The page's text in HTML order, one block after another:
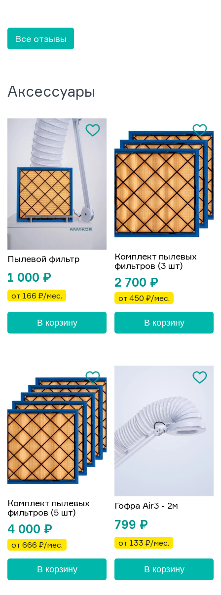
Все отзывы
Аксессуары
Пылевой фильтр
1 000 ₽
от 166 ₽/мес.
В корзину
Комплект пылевых
фильтров (3 шт)
2 700 ₽
от 450 ₽/мес.
В корзину
Комплект пылевых
фильтров (5 шт)
4 000 ₽
от 666 ₽/мес.
В корзину
Гофра Air3 - 2м
799 ₽
от 133 ₽/мес.
В корзину